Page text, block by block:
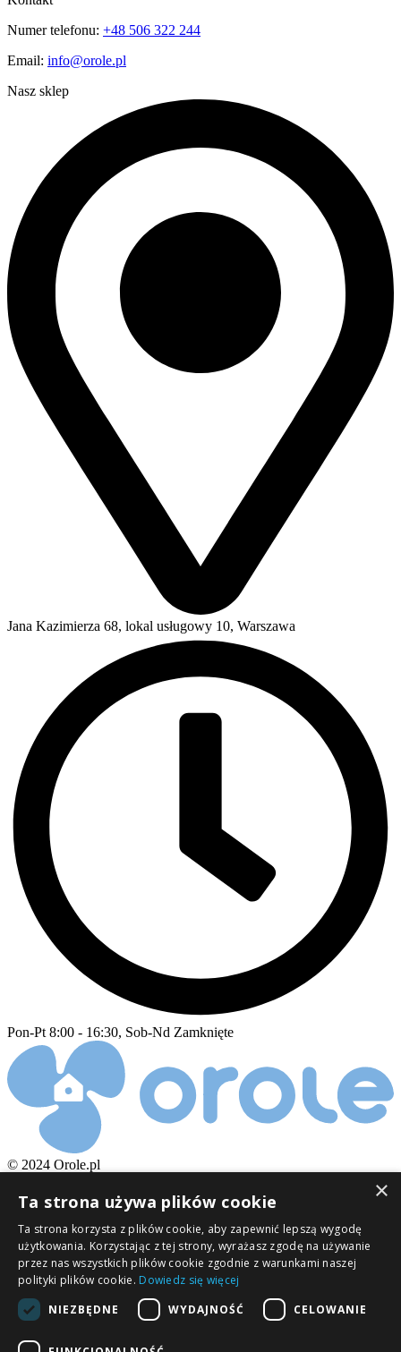
Numer telefonu: +48 506 322 244
Email: info@orole.pl
Nasz sklep
Jana Kazimierza 68, lokal usługowy 10, Warszawa
Pon-Pt 8:00 - 16:30, Sob-Nd Zamknięte
© 2024 Orole.pl
Wynajem osuszaczy
Wypróbuj osuszacz!
Dla klienta
O nas
Zasady zakupu
Gwarancja i zwroty
Dostawa i płatność
×
Ta strona używa plików cookie
Ta strona korzysta z plików cookie, aby zapewnić lepszą wygodę
użytkowania. Korzystając z tej strony, wyrażasz zgodę na używanie
przez nas wszystkich plików cookie zgodnie z warunkami naszej
polityki plików cookie. Dowiedz się więcej
NIEZBĘDNE
WYDAJNOŚĆ CELOWANIE